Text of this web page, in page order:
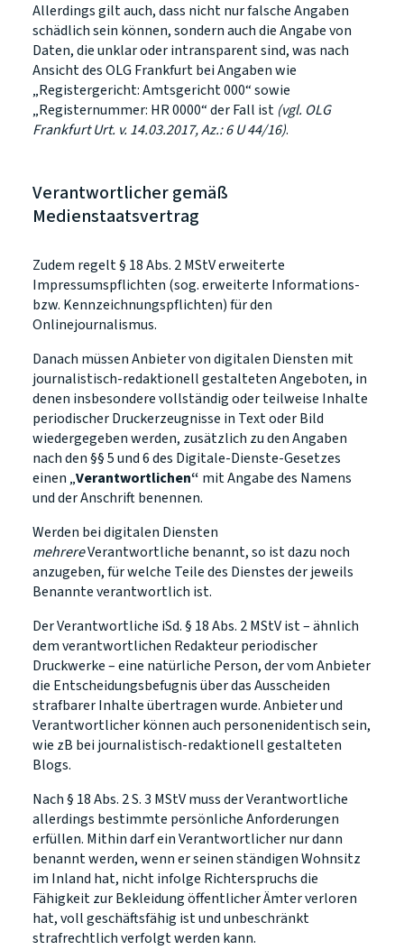
Allerdings gilt auch, dass nicht nur falsche Angaben
schädlich sein können, sondern auch die Angabe von
Daten, die unklar oder intransparent sind, was nach
Ansicht des OLG Frankfurt bei Angaben wie
„Registergericht: Amtsgericht 000“ sowie
„Registernummer: HR 0000“ der Fall ist (vgl. OLG
Frankfurt Urt. v. 14.03.2017, Az.: 6 U 44/16).
Verantwortlicher gemäß
Medienstaatsvertrag
Zudem regelt § 18 Abs. 2 MStV erweiterte
Impressumspflichten (sog. erweiterte Informations-
bzw. Kennzeichnungspflichten) für den
Onlinejournalismus.
Danach müssen Anbieter von digitalen Diensten mit
journalistisch-redaktionell gestalteten Angeboten, in
denen insbesondere vollständig oder teilweise Inhalte
periodischer Druckerzeugnisse in Text oder Bild
wiedergegeben werden, zusätzlich zu den Angaben
nach den §§ 5 und 6 des Digitale-Dienste-Gesetzes
einen „Verantwortlichen“ mit Angabe des Namens
und der Anschrift benennen.
Werden bei digitalen Diensten
mehrereVerantwortliche benannt, so ist dazu noch
anzugeben, für welche Teile des Dienstes der jeweils
Benannte verantwortlich ist.
Der Verantwortliche iSd. § 18 Abs. 2 MStV ist – ähnlich
dem verantwortlichen Redakteur periodischer
Druckwerke – eine natürliche Person, der vom Anbieter
die Entscheidungsbefugnis über das Ausscheiden
strafbarer Inhalte übertragen wurde. Anbieter und
Verantwortlicher können auch personenidentisch sein,
wie zB bei journalistisch-redaktionell gestalteten
Blogs.
Nach § 18 Abs. 2 S. 3 MStV muss der Verantwortliche
allerdings bestimmte persönliche Anforderungen
erfüllen. Mithin darf ein Verantwortlicher nur dann
benannt werden, wenn er seinen ständigen Wohnsitz
im Inland hat, nicht infolge Richterspruchs die
Fähigkeit zur Bekleidung öffentlicher Ämter verloren
hat, voll geschäftsfähig ist und unbeschränkt
strafrechtlich verfolgt werden kann.